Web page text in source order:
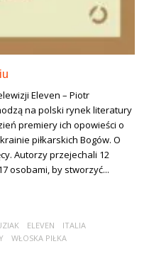
Eleven – Piotr
na polski rynek literatury
premiery ich opowieści o
piłkarskich Bogów. O
Autorzy przejechali 12
osobami, by stworzyć...
ELEVEN
ITALIA
WŁOSKA PIŁKA